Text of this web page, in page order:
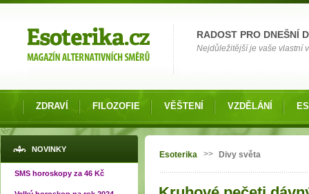
RADOST PRO DNEŠNÍ
Nejdůležitější je vaše vlastní
ZDRAVÍ FILOZOFIE VĚŠTENÍ VZDĚLÁNÍ
NOVINKY
SMS horoskopy za 46 Kč
Jste zde
Esoterika >> Divy světa